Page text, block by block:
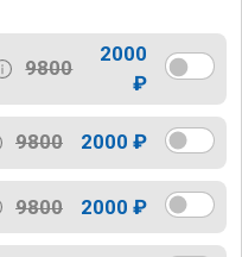
9800
2000
₽
9800 2000 ₽
9800 2000 ₽